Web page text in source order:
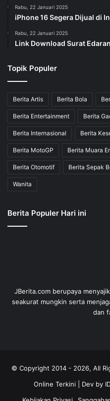
Rabu, 22 Januari 2025
iPhone 16 Segera Dijual di
Rabu, 22 Januari 2025
Link Download Surat
Topik Populer
Berita Artis Berita Bola
Berita Entertainment Berita
Berita Internasional Berita
Berita MotoGP Berita Muara
Berita Otomotif Berita Sepak
Wanita
Berita Populer Hari ini
JBerita.com berupaya
seakurat mungkin serta
dan
© Copyright 2014 - 2026, All
Online Terkini| Dev by